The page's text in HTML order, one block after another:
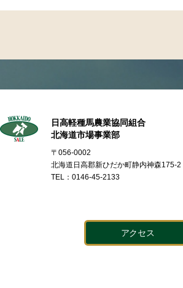
日高軽種馬農業協同組合
北海道市場事業部
〒056-0002
北海道日高郡新ひだか町静内神森175-2
TEL：0146-45-2133
アクセス